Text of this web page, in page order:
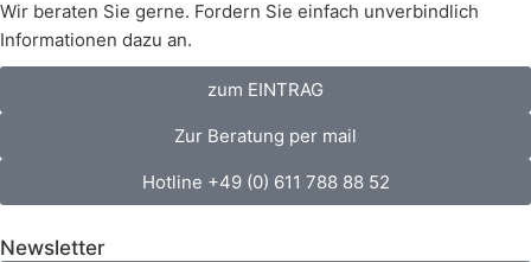
Wir beraten Sie gerne. Fordern Sie einfach unverbindlich
Informationen dazu an.
zum EINTRAG
Zur Beratung per mail
Hotline +49 (0) 611 788 88 52
Newsletter